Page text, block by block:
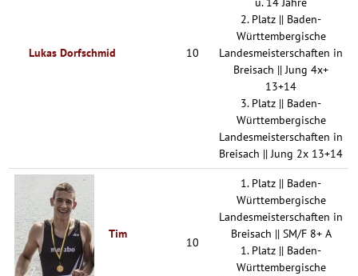
Lukas Dorfschmid 10
2. Platz || Baden-
Württembergische
Landesmeisterschaften in
Breisach || Jung 4x+
13+14
3. Platz || Baden-
Württembergische
Landesmeisterschaften in
Breisach || Jung 2x 13+14
Tim
10
1. Platz || Baden-
Württembergische
Landesmeisterschaften in
Breisach || SM/F 8+ A
1. Platz || Baden-
Württembergische